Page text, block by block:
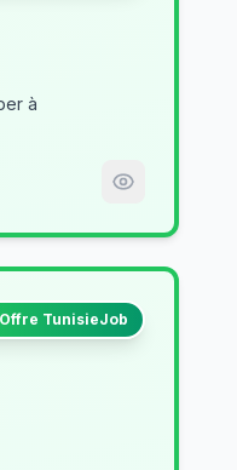
à
Offre TunisieJob